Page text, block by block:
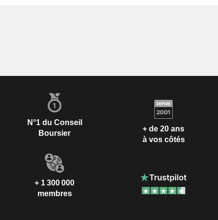
N°1 du Conseil
Boursier
+ de 20 ans
à vos côtés
+ 1 300 000
membres